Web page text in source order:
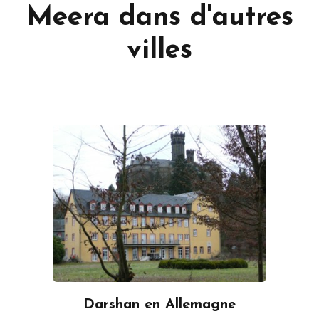
Meera dans d'autres
villes
Darshan en Allemagne